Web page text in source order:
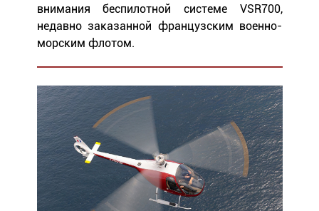
внимания беспилотной системе VSR700,
недавно заказанной французским военно-
морским флотом.